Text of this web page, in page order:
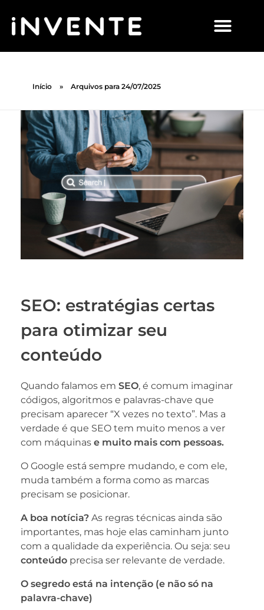
Início » Arquivos para 24/07/2025
SEO: estratégias certas
para otimizar seu
conteúdo
Quando falamos em SEO, é comum imaginar
códigos, algoritmos e palavras-chave que
precisam aparecer “X vezes no texto”. Mas a
verdade é que SEO tem muito menos a ver
com máquinas e muito mais com pessoas.
O Google está sempre mudando, e com ele,
muda também a forma como as marcas
precisam se posicionar.
A boa notícia? As regras técnicas ainda são
importantes, mas hoje elas caminham junto
com a qualidade da experiência. Ou seja: seu
conteúdo precisa ser relevante de verdade.
O segredo está na intenção (e não só na
palavra-chave)